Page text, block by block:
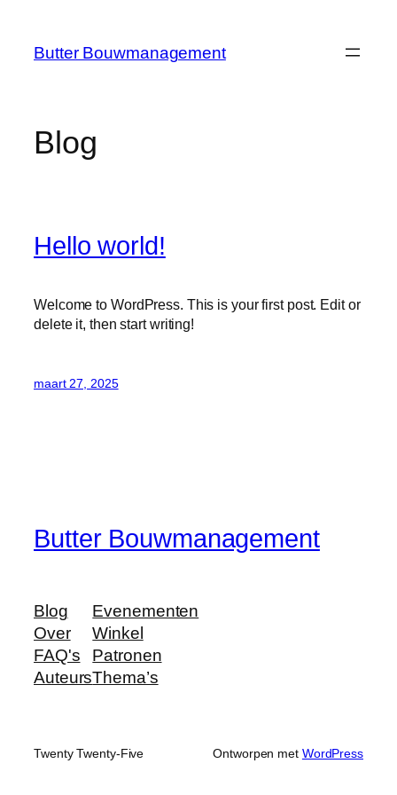
Butter Bouwmanagement
Blog
Hello world!
Welcome to WordPress. This is your first post. Edit or
delete it, then start writing!
maart 27, 2025
Butter Bouwmanagement
Blog
Over
FAQ's
Auteurs
Evenementen
Winkel
Patronen
Thema’s
Twenty Twenty-Five Ontworpen met WordPress